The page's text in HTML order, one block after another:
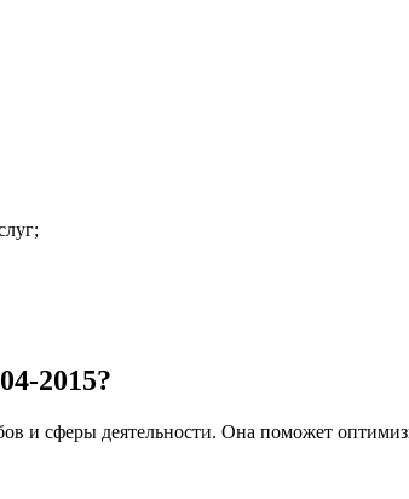
2015?
и сферы деятельности. Она поможет